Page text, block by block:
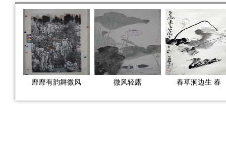
靡靡有韵舞微风 微风轻露 春草涧边生 春